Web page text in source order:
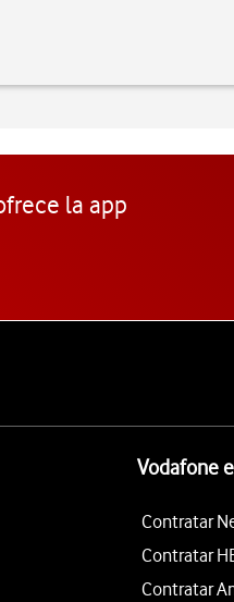
la app
Vodafone
Contratar
Contratar
Contratar